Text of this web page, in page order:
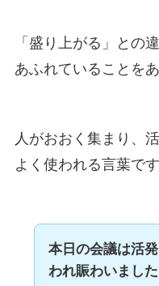
「盛り上がる」との
あふれていることを
人がおおく集まり、
よく使われる言葉です
本日の会議は活
われ賑わいました